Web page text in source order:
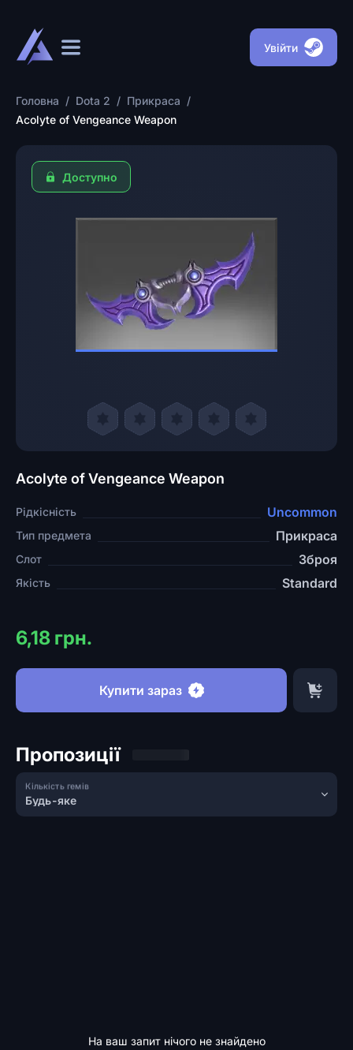
Увійти
Головна / Dota 2 / Прикраса /
Acolyte of Vengeance Weapon
Доступно
Acolyte of Vengeance Weapon
Рідкісність Uncommon
Тип предмета Прикраса
Слот Зброя
Якість Standard
6,18 грн.
Купити зараз
Пропозиції
Будь-яке
Кількість гемів
На ваш запит нічого не знайдено